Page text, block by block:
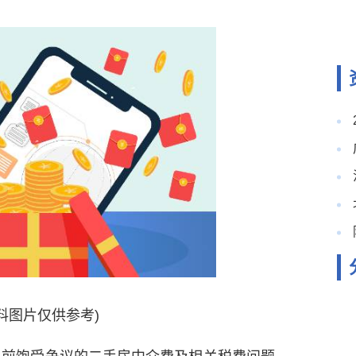
图片仅供参考)